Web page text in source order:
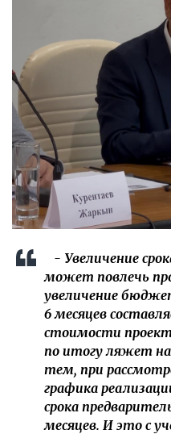
- Увеличение
может повлечь
увеличение
6 месяцев
стоимости
по итогу ляжет
тем, при
графика
срока
месяцев. И это с